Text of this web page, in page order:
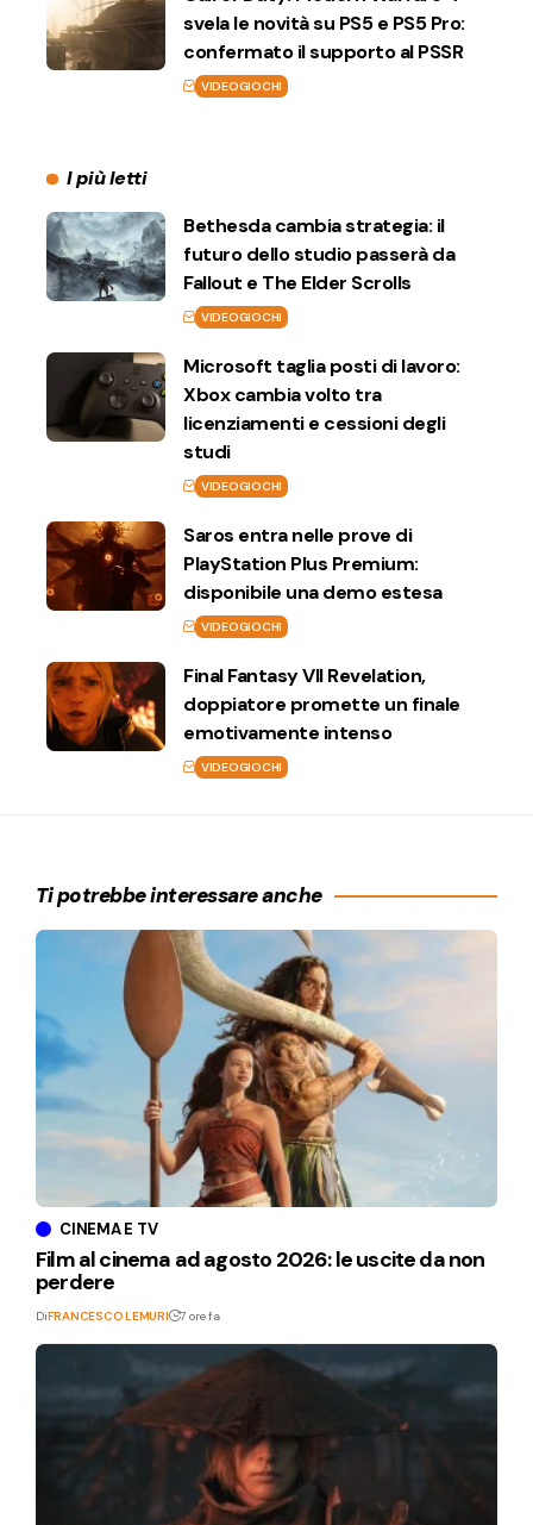
svela le novità su PS5 e PS5 Pro:
confermato il supporto al PSSR
VIDEOGIOCHI
I più letti
Bethesda cambia strategia: il
futuro dello studio passerà da
Fallout e The Elder Scrolls
VIDEOGIOCHI
Microsoft taglia posti di lavoro:
Xbox cambia volto tra
licenziamenti e cessioni degli
studi
VIDEOGIOCHI
Saros entra nelle prove di
PlayStation Plus Premium:
disponibile una demo estesa
VIDEOGIOCHI
Final Fantasy VII Revelation,
doppiatore promette un finale
emotivamente intenso
VIDEOGIOCHI
Ti potrebbe interessare anche
CINEMA E TV
Film al cinema ad agosto 2026: le uscite da non
perdere
DiFRANCESCO LEMURI 7 ore fa